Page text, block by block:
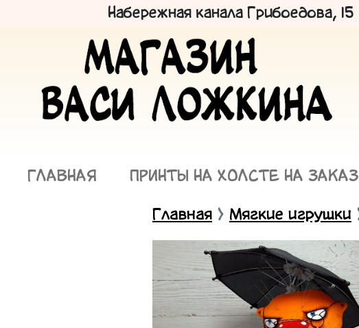
Набережная канала Грибоедова, 15
ГЛАВНАЯ ПРИНТЫ НА ХОЛСТЕ НА ЗАКАЗ
Главная Мягкие игрушки